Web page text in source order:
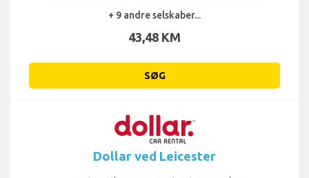
+ 9 andre selskaber...
43,48 KM
SØG
Dollar ved Leicester